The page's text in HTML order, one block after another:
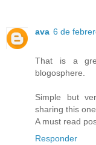
ava 6 de
That is a
blogosphere.
Simple but
sharing this one.
A must read
Responder